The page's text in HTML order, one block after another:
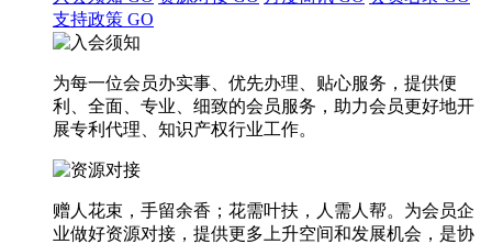
支持政策 GO
为每一位会员办实事、优先办理、贴心服务，提供便
利、全面、专业、细致的会员服务，助力会员更好地开
展专利代理、知识产权行业工作。
赠人花束，手留余香；花需叶扶，人需人帮。为会员企
业做好资源对接，提供更多上升空间和发展机会，是协